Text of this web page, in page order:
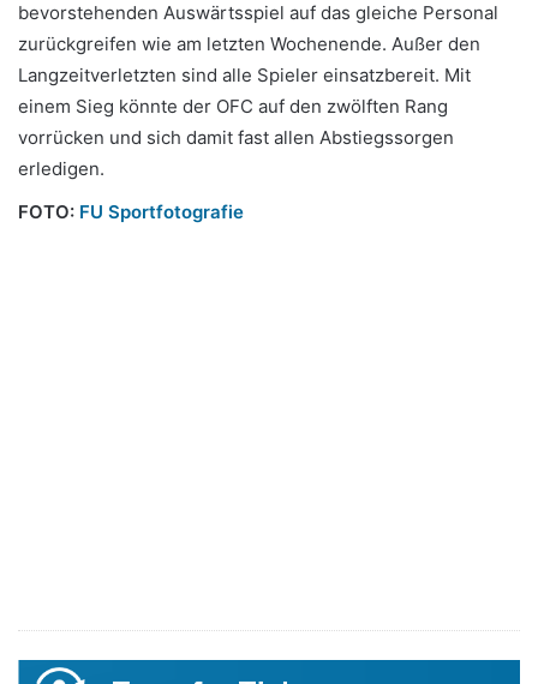
bevorstehenden Auswärtsspiel auf das gleiche Personal
zurückgreifen wie am letzten Wochenende. Außer den
Langzeitverletzten sind alle Spieler einsatzbereit. Mit
einem Sieg könnte der OFC auf den zwölften Rang
vorrücken und sich damit fast allen Abstiegssorgen
erledigen.
FOTO: FU Sportfotografie